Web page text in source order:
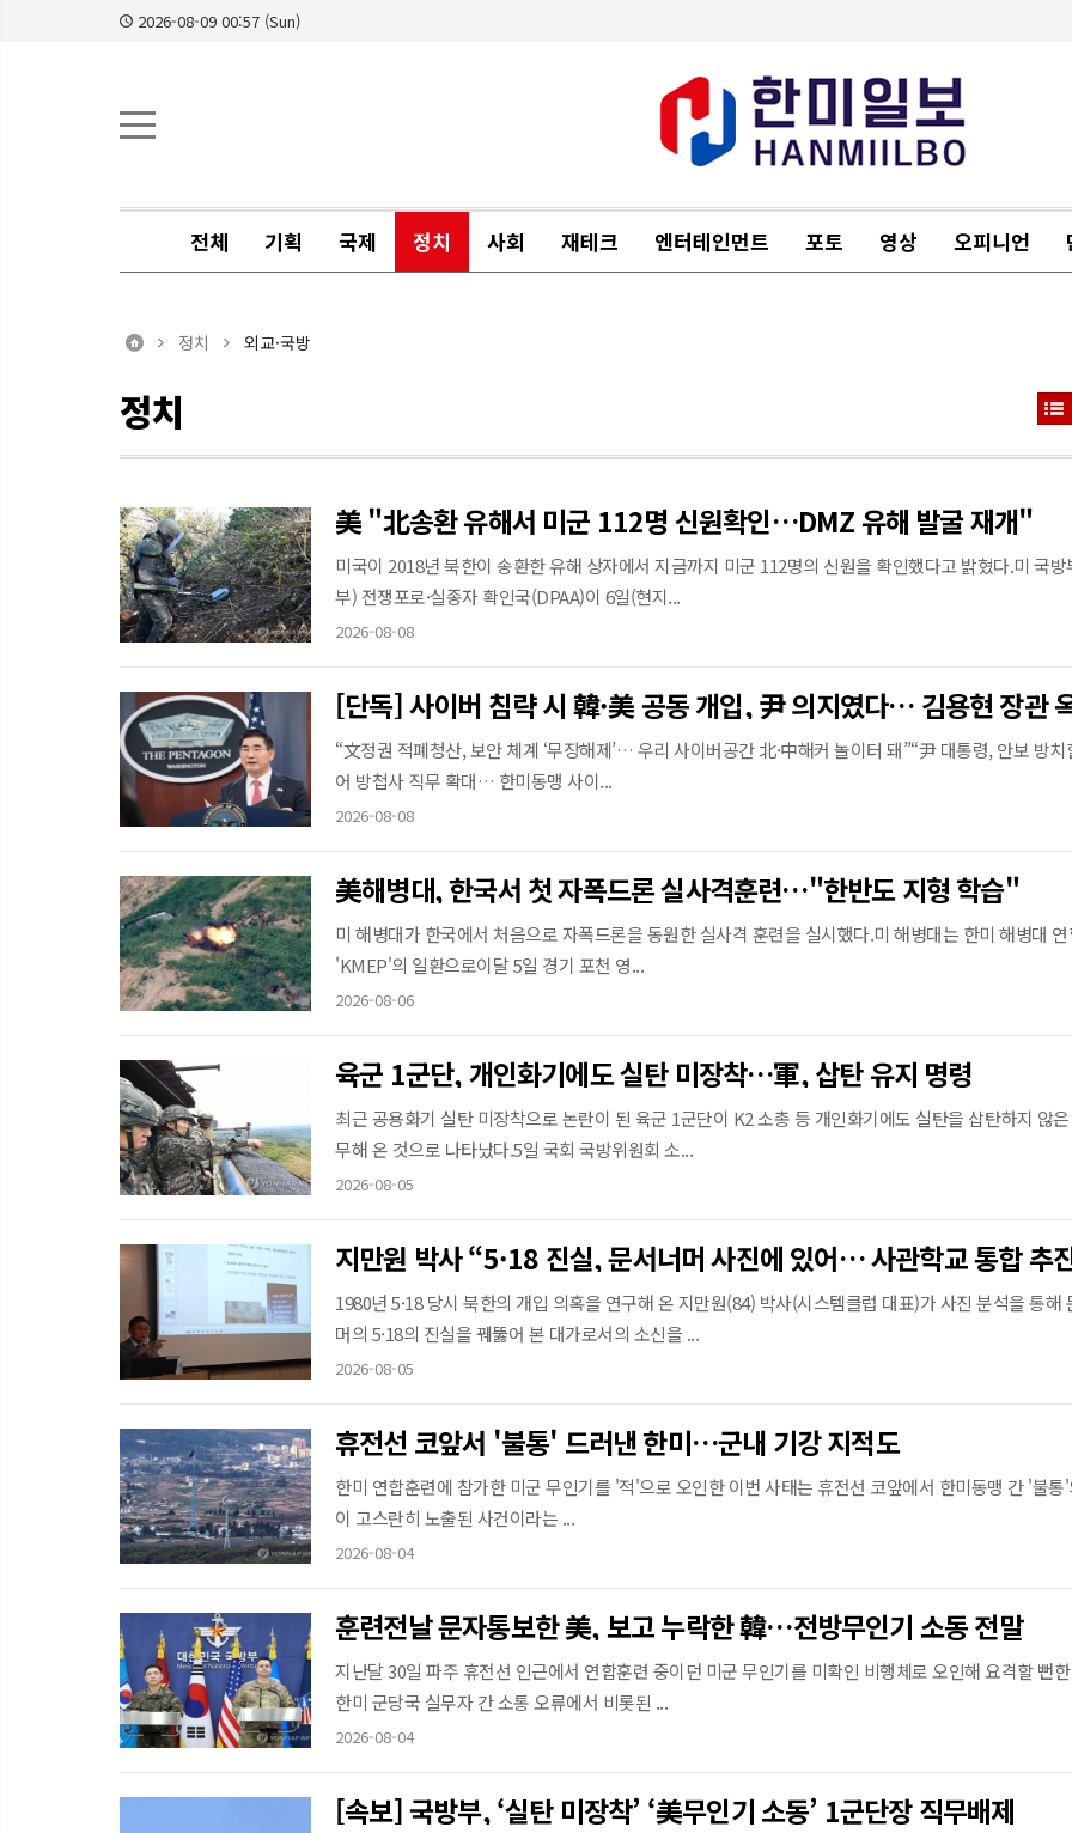
2026-08-09 00:57 (Sun)
전체 기획 국제 정치 사회 재테크 엔터테인먼트 포토 영상 오피니언
정치 외교·국방
정치
美 "北송환 유해서 미군 112명 신원확인…DMZ 유해 발굴 재개"
미국이 2018년 북한이 송환한 유해 상자에서 지금까지 미군 112명의 신원을 확인했다고 밝혔다.미 국방
부) 전쟁포로·실종자 확인국(DPAA)이 6일(현지...
2026-08-08
“文정권 적폐청산, 보안 체계 ‘무장해제’… 우리 사이버공간 北·中해커 놀이터 돼”“尹 대통령, 안보 방치
어 방첩사 직무 확대… 한미동맹 사이...
2026-08-08
美해병대, 한국서 첫 자폭드론 실사격훈련…"한반도 지형 학습"
미 해병대가 한국에서 처음으로 자폭드론을 동원한 실사격 훈련을 실시했다.미 해병대는 한미 해병대
'KMEP'의 일환으로이달 5일 경기 포천 영...
2026-08-06
육군 1군단, 개인화기에도 실탄 미장착…軍, 삽탄 유지 명령
최근 공용화기 실탄 미장착으로 논란이 된 육군 1군단이 K2 소총 등 개인화기에도 실탄을 삽탄하지 않
무해 온 것으로 나타났다.5일 국회 국방위원회 소...
2026-08-05
1980년 5·18 당시 북한의 개입 의혹을 연구해 온 지만원(84) 박사(시스템클럽 대표)가 사진 분석을 통해
머의 5·18의 진실을 꿰뚫어 본 대가로서의 소신을 ...
2026-08-05
휴전선 코앞서 '불통' 드러낸 한미…군내 기강 지적도
한미 연합훈련에 참가한 미군 무인기를 '적'으로 오인한 이번 사태는 휴전선 코앞에서 한미동맹 간 '불통
이 고스란히 노출된 사건이라는 ...
2026-08-04
훈련전날 문자통보한 美, 보고 누락한 韓…전방무인기 소동 전말
지난달 30일 파주 휴전선 인근에서 연합훈련 중이던 미군 무인기를 미확인 비행체로 오인해 요격할 뻔
한미 군당국 실무자 간 소통 오류에서 비롯된 ...
2026-08-04
[속보] 국방부, ‘실탄 미장착’ ‘美무인기 소동’ 1군단장 직무배제